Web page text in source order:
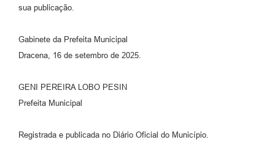
sua publicação.
Gabinete da Prefeita Municipal
Dracena, 16 de setembro de 2025.
GENI PEREIRA LOBO PESIN
Prefeita Municipal
Registrada e publicada no Diário Oficial do Município.